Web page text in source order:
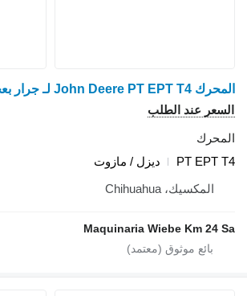
السعر عند الطلب
المحرك
PT EPT T4
ديزل / مازوت
المكسيك، Chihuahua
Maquinaria Wiebe Km 24 Sa